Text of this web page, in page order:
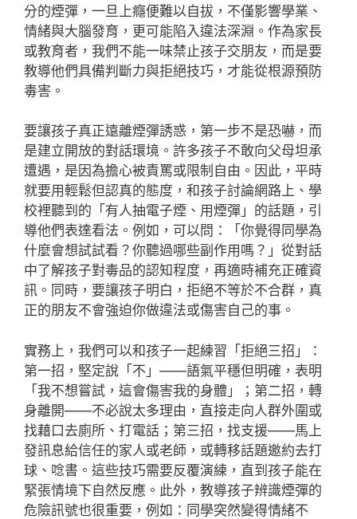
分的煙彈，一旦上癮便難以自拔，不僅影響學業、
情緒與大腦發育，更可能陷入違法深淵。作為家長
或教育者，我們不能一味禁止孩子交朋友，而是要
教導他們具備判斷力與拒絕技巧，才能從根源預防
毒害。
要讓孩子真正遠離煙彈誘惑，第一步不是恐嚇，而
是建立開放的對話環境。許多孩子不敢向父母坦承
遭遇，是因為擔心被責罵或限制自由。因此，平時
就要用輕鬆但認真的態度，和孩子討論網路上、學
校裡聽到的「有人抽電子煙、用煙彈」的話題，引
導他們表達看法。例如，可以問：「你覺得同學為
什麼會想試試看？你聽過哪些副作用嗎？」從對話
中了解孩子對毒品的認知程度，再適時補充正確資
訊。同時，要讓孩子明白，拒絕不等於不合群，真
正的朋友不會強迫你做違法或傷害自己的事。
實務上，我們可以和孩子一起練習「拒絕三招」：
第一招，堅定說「不」——語氣平穩但明確，表明
「我不想嘗試，這會傷害我的身體」；第二招，轉
身離開——不必說太多理由，直接走向人群外圍或
找藉口去廁所、打電話；第三招，找支援——馬上
發訊息給信任的家人或老師，或轉移話題邀約去打
球、唸書。這些技巧需要反覆演練，直到孩子能在
緊張情境下自然反應。此外，教導孩子辨識煙彈的
危險訊號也很重要，例如：同學突然變得情緒不